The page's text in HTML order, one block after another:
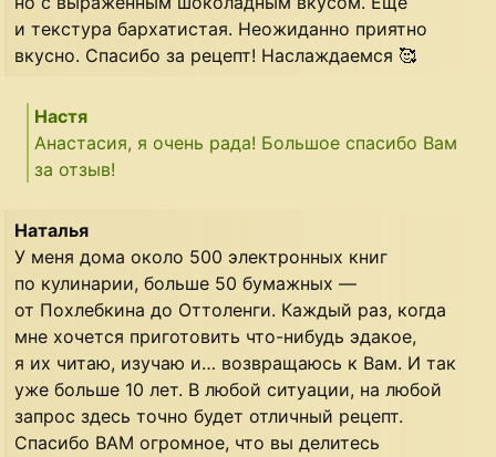
и текстура бархатистая. Неожиданно приятно
вкусно. Спасибо за рецепт! Наслаждаемся 🥰
Настя
Анастасия, я очень рада! Большое спасибо Вам
за отзыв!
Наталья
У меня дома около 500 электронных книг
по кулинарии, больше 50 бумажных —
от Похлебкина до Оттоленги. Каждый раз, когда
мне хочется приготовить что-нибудь эдакое,
я их читаю, изучаю и… возвращаюсь к Вам. И так
уже больше 10 лет. В любой ситуации, на любой
запрос здесь точно будет отличный рецепт.
Спасибо ВАМ огромное, что вы делитесь